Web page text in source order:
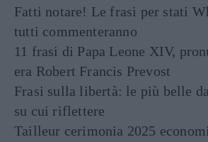
Fatti notare! Le frasi per stati
tutti commenteranno
11 frasi di Papa Leone XIV,
era Robert Francis Prevost
Frasi sulla libertà: le più belle
su cui riflettere
Tailleur cerimonia 2025